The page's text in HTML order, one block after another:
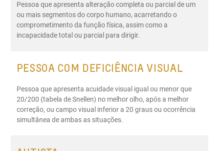
Pessoa que apresenta alteração completa ou parcial de um
ou mais segmentos do corpo humano, acarretando o
comprometimento da função física, assim como a
incapacidade total ou parcial para dirigir.
PESSOA COM DEFICIÊNCIA VISUAL
Pessoa que apresenta acuidade visual igual ou menor que
20/200 (tabela de Snellen) no melhor olho, após a melhor
correção, ou campo visual inferior a 20 graus ou ocorrência
simultânea de ambas as situações.